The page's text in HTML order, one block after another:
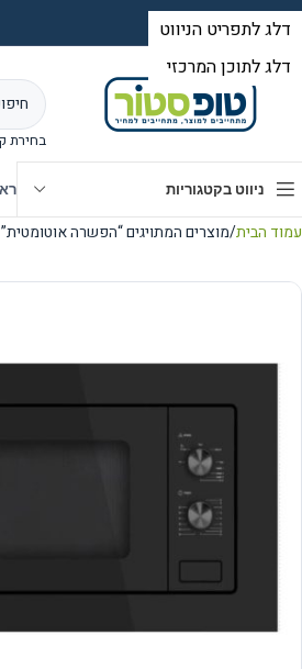
בחירת
ניווט בקטגוריות
עמוד הבית מוצרים המתויגים “הפשרה אוטומטית”